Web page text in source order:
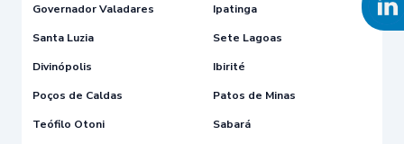
Governador Valadares
Ipatinga
Santa Luzia
Sete Lagoas
Divinópolis
Ibirité
Poços de Caldas
Patos de Minas
Teófilo Otoni
Sabará